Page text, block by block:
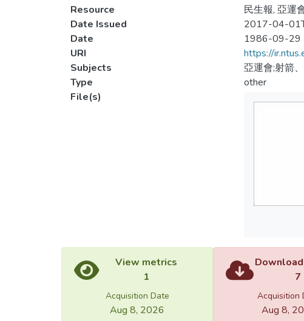
Resource
民生報, 亞運
Date Issued
2017-04-
Date
1986-09-29
URI
https://
Subjects
亞運會;射箭
Type
other
File(s)
View metrics
1
Acquisition Date
Aug 8, 2026
7
Acquisition
Aug 8,